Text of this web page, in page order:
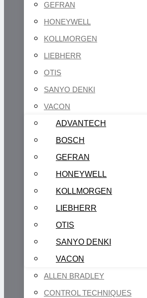
GEFRAN
HONEYWELL
KOLLMORGEN
LIEBHERR
OTIS
SANYO DENKI
VACON
ADVANTECH
BOSCH
GEFRAN
HONEYWELL
KOLLMORGEN
LIEBHERR
OTIS
SANYO DENKI
VACON
ALLEN BRADLEY
CONTROL TECHNIQUES